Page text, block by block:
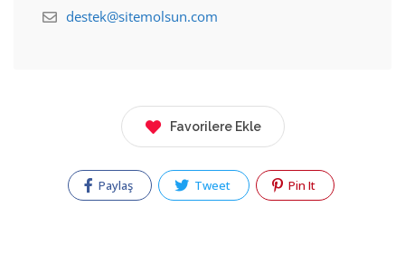
destek@sitemolsun.com
Favorilere Ekle
Paylaş Tweet Pin It